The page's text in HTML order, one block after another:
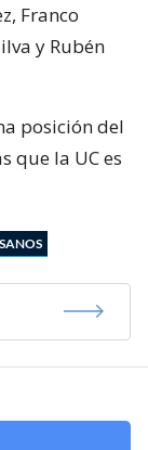
Franco
y Rubén
posición del
que la UC es